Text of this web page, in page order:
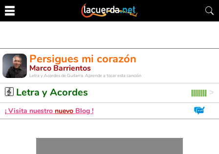
Persigues mi corazón
Marco Barrientos
Letra y Acordes de Guitarra. Aprende a tocar esta canción
Letra y Acordes
¡ Visita nuestro nuevo Blog !